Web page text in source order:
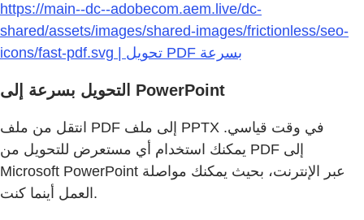
https://main--dc--adobecom.aem.live/dc-
shared/assets/images/shared-images/frictionless/seo-
icons/fast-pdf.svg | تحويل PDF بسرعة
التحويل بسرعة إلى PowerPoint
انتقل من ملف PDF إلى ملف PPTX في وقت قياسي.
يمكنك استخدام أي مستعرض للتحويل من PDF إلى
Microsoft PowerPoint عبر الإنترنت، بحيث يمكنك مواصلة
العمل أينما كنت.